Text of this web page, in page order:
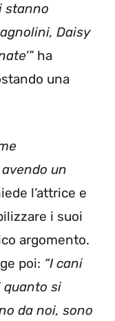
stanno
Daisy
ha
una
un
l’attrice e
i suoi
argomento.
poi: “I cani
quanto si
da noi, sono